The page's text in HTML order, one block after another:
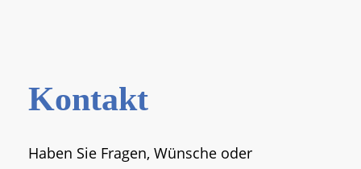
Kontakt
Haben Sie Fragen, Wünsche oder